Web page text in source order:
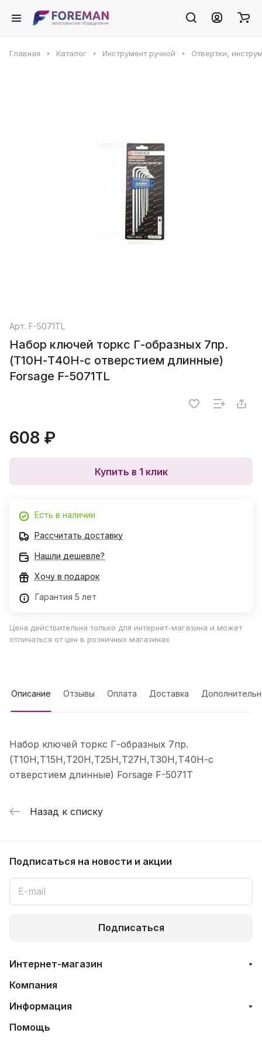
Главная Каталог Инструмент ручной Отвертки,
Арт. F-5071TL
Набор ключей торкс Г-образных 7пр.
(Т10Н-Т40Н-с отверстием длинные)
Forsage F-5071TL
608 ₽
Купить в 1 клик
Есть в наличии
Рассчитать доставку
Нашли дешевле?
Хочу в подарок
Гарантия 5 лет
Цена действительна только для интернет-магазина и может
отличаться от цен в розничных магазинах
Описание Отзывы Оплата Доставка
Набор ключей торкс Г-образных 7пр.
(Т10Н,Т15Н,Т20Н,Т25Н,Т27Н,Т30Н,Т40Н-с
отверстием длинные) Forsage F-5071T
Назад к списку
Подписаться на новости и акции
Подписаться
Интернет-магазин
Компания
Информация
Помощь